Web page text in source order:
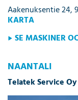
Aakenuksentie 24,
KARTA
SE MASKINER
NAANTALI
Telatek Service Oy